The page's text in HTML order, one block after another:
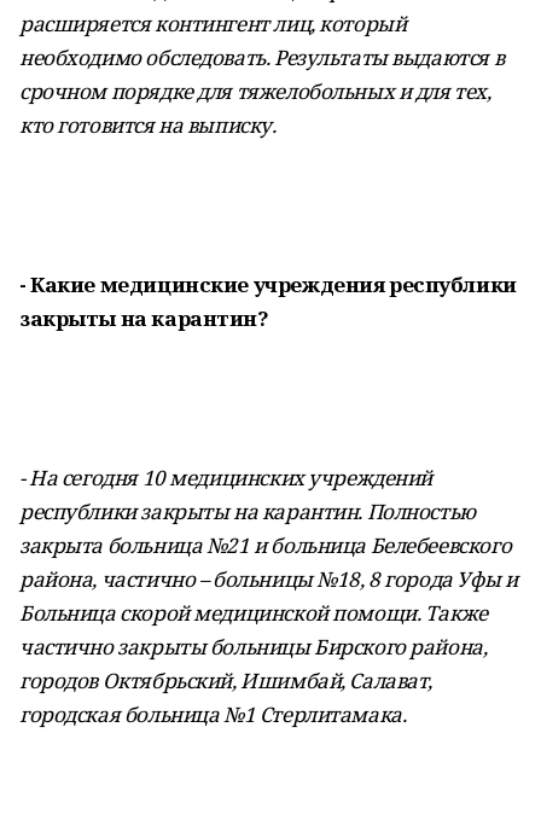
расширяется контингент лиц, который
необходимо обследовать. Результаты выдаются в
срочном порядке для тяжелобольных и для тех,
кто готовится на выписку.
- Какие медицинские учреждения республики
закрыты на карантин?
- На сегодня 10 медицинских учреждений
республики закрыты на карантин. Полностью
закрыта больница №21 и больница Белебеевского
района, частично – больницы №18, 8 города Уфы и
Больница скорой медицинской помощи. Также
частично закрыты больницы Бирского района,
городов Октябрьский, Ишимбай, Салават,
городская больница №1 Стерлитамака.